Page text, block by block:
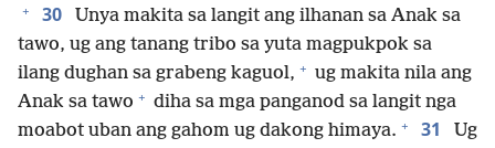
+ 30
Unya makita sa langit ang ilhanan sa Anak sa
tawo, ug ang tanang tribo sa yuta magpukpok sa
ilang dughan sa grabeng kaguol, + ug makita nila ang
Anak sa tawo + diha sa mga panganod sa langit nga
moabot uban ang gahom ug dakong himaya. + 31
Ug